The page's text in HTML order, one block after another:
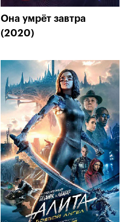
Она умрёт завтра
(2020)